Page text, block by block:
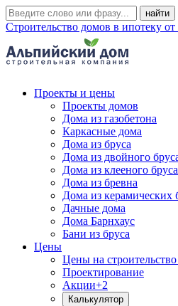
Строительство домов в ипотеку
Проекты и цены
Проекты домов
Дома из газобетона
Каркасные дома
Дома из бруса
Дома из двойного
Дома из клееного бруса
Дома из бревна
Дома из керамических
Дачные дома
Дома Барнхаус
Бани из бруса
Цены
Цены на
Проектирование
Акции+2
Калькулятор